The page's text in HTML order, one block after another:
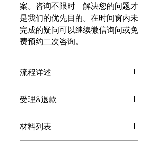
案。咨询不限时，解决您的问题才
是我们的优先目的。在时间窗内未
完成的疑问可以继续微信询问或免
费预约二次咨询。
流程详述
业的客服微信会显现，请扫码添加。请
发送下述基本材料提高沟通效率和质
量。客服会将您指向专业顾问（律师、
会计、公证师、税顾、译员...）
受理&退款
会给您提供多种解决方案。您自由选择
是否让LGS联合律师事务所处理。如果
材料列表